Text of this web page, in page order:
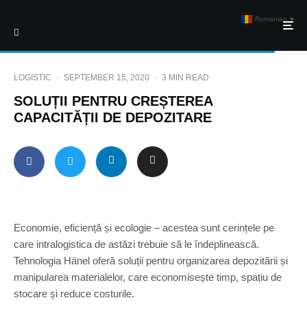
LOGISTIC · SEPTEMBER 15, 2020 · 3 MIN READ
SOLUȚII PENTRU CREȘTEREA
CAPACITĂȚII DE DEPOZITARE
Economie, eficiență și ecologie – acestea sunt cerințele pe
care intralogistica de astăzi trebuie să le îndeplinească.
Tehnologia Hänel oferă soluții pentru organizarea depozitării și
manipularea materialelor, care economisește timp, spațiu de
stocare și reduce costurile.
Romanian ▼